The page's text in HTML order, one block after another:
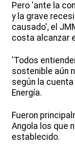
Pero 'ante la
y la grave
causado', el
costa alcanzar
'Todos
sostenible aún
según la
Energía.
Fueron
Angola los que
establecido.